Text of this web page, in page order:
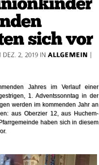
Jahres im Verlauf einer
1. Adventssonntag in der
werden im kommenden Jahr an
aus Oberzier 12, aus Huchem-
haben sich in diesem